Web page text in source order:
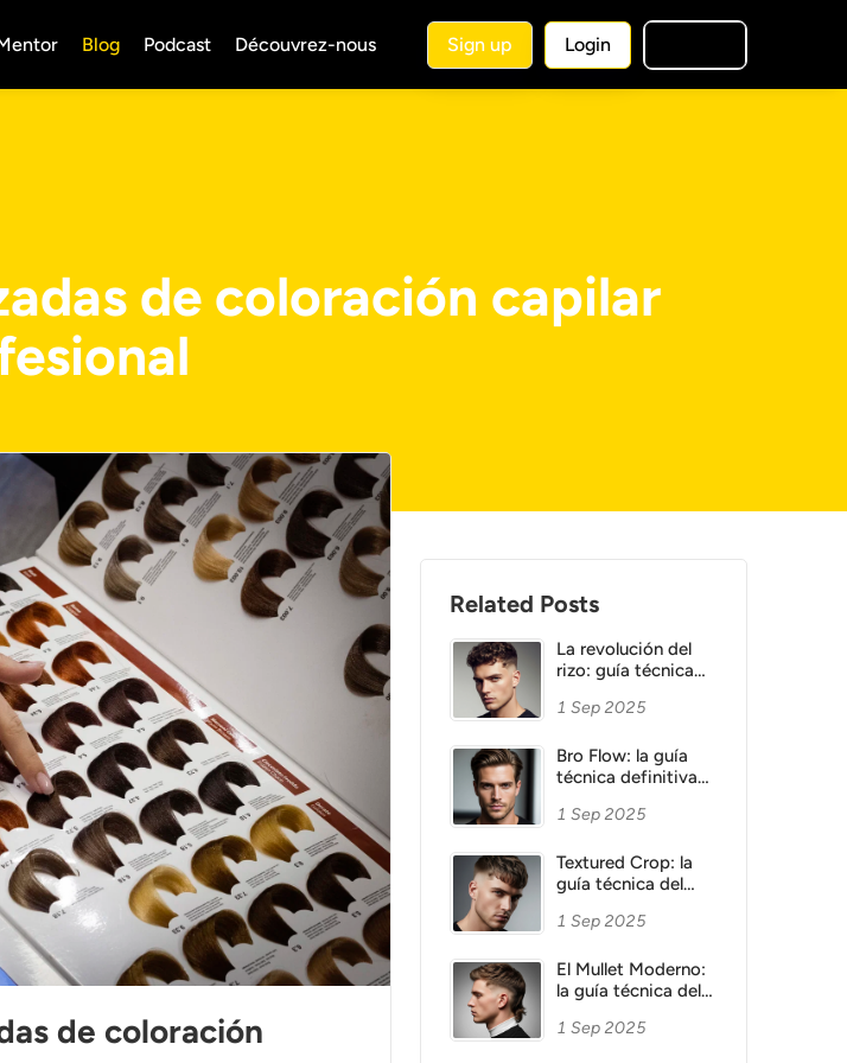
Blog Podcast Découvrez-nous Sign up Login
de coloración capilar
de coloración
Related Posts
La revolución del
rizo: guía técnica
textura natural en
1 Sep 2025
Bro Flow: la guía
técnica definitiva
que redefine la
máquina a la tijera,
el arte de esculpir
sofisticado.
1 Sep 2025
Textured Crop: la
guía técnica del
que define la
1 Sep 2025
El Mullet Moderno:
la guía técnica del
barbería
1 Sep 2025